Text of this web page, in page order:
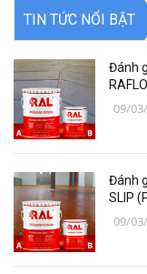
Dụng cụ cắt gọt
Thiết bị, vật tư
Thiết bị, vật tư
Thiết bị bảo hộ
Thiết bị đo Mitutoyo
TIN TỨC NỔI BẬT
Đánh
09/
Đánh
SLIP
09/